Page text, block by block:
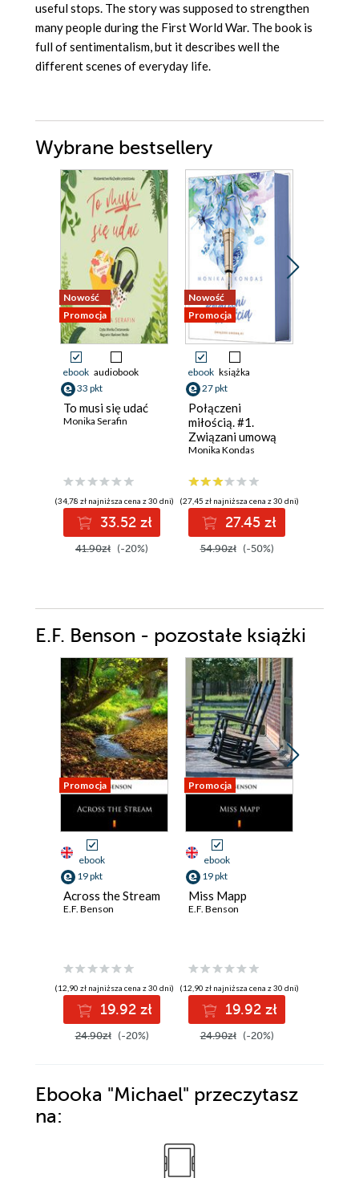
useful stops. The story was supposed to strengthen
many people during the First World War. The book is
full of sentimentalism, but it describes well the
different scenes of everyday life.
Wybrane bestsellery
Nowość
Promocja
ebook audiobook
33 pkt
To musi się udać
Monika Serafin
(34,78 zł najniższa cena z 30 dni)
33.52 zł
41.90zł (-20%)
Nowość
Promocja
ebook książka
27 pkt
Połączeni
miłością. #1.
Związani umową
Monika Kondas
(27,45 zł najniższa cena z 30 dni)
27.45 zł
54.90zł (-50%)
E.F. Benson - pozostałe książki
Promocja
ebook
19 pkt
Across the Stream
E.F. Benson
(12,90 zł najniższa cena z 30 dni)
19.92 zł
24.90zł (-20%)
Promocja
ebook
19 pkt
Miss Mapp
E.F. Benson
(12,90 zł najniższa cena z 30 dni)
19.92 zł
24.90zł (-20%)
Ebooka "Michael" przeczytasz
na: